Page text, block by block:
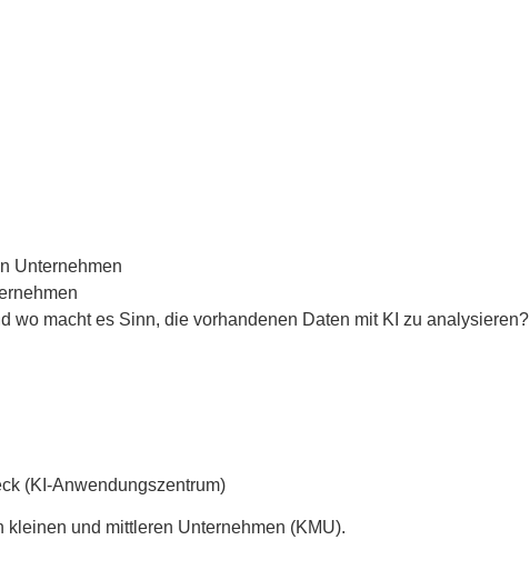
Unternehmen
wo macht es Sinn, die vorhandenen Daten mit KI zu analysieren?
(KI-Anwendungszentrum)
und mittleren Unternehmen (KMU).